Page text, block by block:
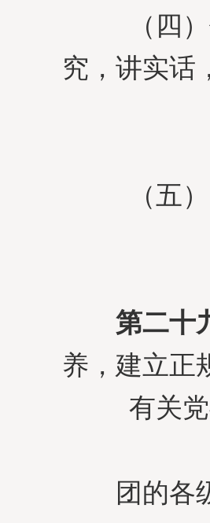
（四）作
究，讲实话
（五）品
第二十
养，建立正
有关
团的各级